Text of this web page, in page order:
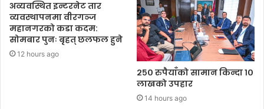
अव्यवस्थित इन्टरनेट तार
व्यवस्थापनमा वीरगञ्ज
महानगरको कडा कदम:
सोमबार पुनः बृहत् छलफल हुने
12 hours ago
२५० रुपैयाँको सामान किन्दा १०
लाखको उपहार
14 hours ago